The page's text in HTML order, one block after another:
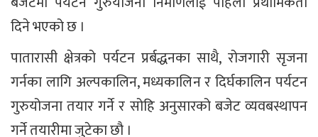
दिने भएको छ ।
पातारासी क्षेत्रको पर्यटन प्रर्बद्धनका साथै, रोजगारी सृजना
गर्नका लागि अल्पकालिन, मध्यकालिन र दिर्घकालिन पर्यटन
गुरुयोजना तयार गर्ने र सोहि अनुसारको बजेट व्यवबस्थापन
गर्ने तयारीमा जुटेका छौ ।